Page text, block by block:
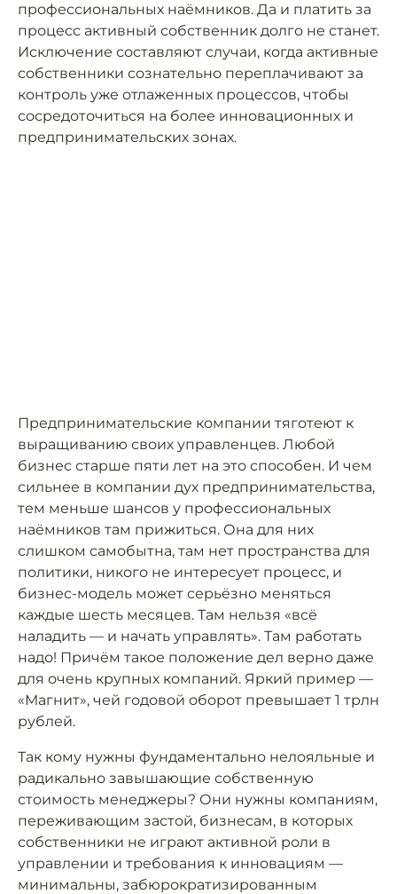
профессиональных наёмников. Да и платить за
процесс активный собственник долго не станет.
Исключение составляют случаи, когда активные
собственники сознательно переплачивают за
контроль уже отлаженных процессов, чтобы
сосредоточиться на более инновационных и
предпринимательских зонах.
Предпринимательские компании тяготеют к
выращиванию своих управленцев. Любой
бизнес старше пяти лет на это способен. И чем
сильнее в компании дух предпринимательства,
тем меньше шансов у профессиональных
наёмников там прижиться. Она для них
слишком самобытна, там нет пространства для
политики, никого не интересует процесс, и
бизнес-модель может серьёзно меняться
каждые шесть месяцев. Там нельзя «всё
наладить — и начать управлять». Там работать
надо! Причём такое положение дел верно даже
для очень крупных компаний. Яркий пример —
«Магнит», чей годовой оборот превышает 1 трлн
рублей.
Так кому нужны фундаментально нелояльные и
радикально завышающие собственную
стоимость менеджеры? Они нужны компаниям,
переживающим застой, бизнесам, в которых
собственники не играют активной роли в
управлении и требования к инновациям —
минимальны, забюрократизированным